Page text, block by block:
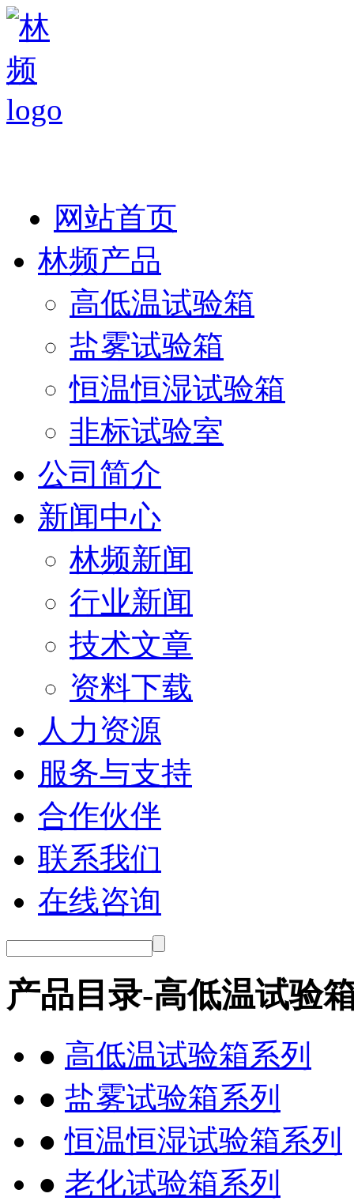
网站首页
林频产品
高低温试验箱
盐雾试验箱
恒温恒湿试验箱
非标试验室
公司简介
新闻中心
林频新闻
行业新闻
技术文章
资料下载
人力资源
服务与支持
合作伙伴
联系我们
在线咨询
产品目录-高低温试验
● 高低温试验箱系列
● 盐雾试验箱系列
●恒温恒湿试验箱系列
● 老化试验箱系列